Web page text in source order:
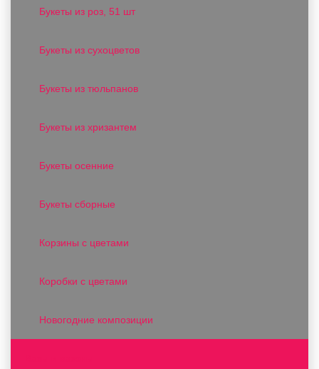
Букеты из роз, 51 шт
Букеты из сухоцветов
Букеты из тюльпанов
Букеты из хризантем
Букеты осенние
Букеты сборные
Корзины с цветами
Коробки с цветами
Новогодние композиции